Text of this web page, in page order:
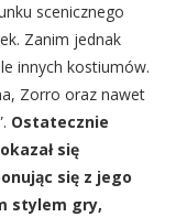
scenicznego
Zanim jednak
innych kostiumów.
Zorro oraz nawet
Ostatecznie
się
się z jego
stylem gry,